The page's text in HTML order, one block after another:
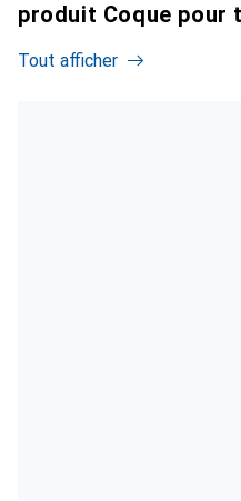
produit Coque pour
Tout afficher